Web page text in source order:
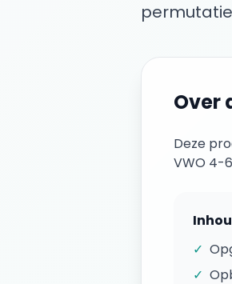
Over
Deze
VWO 4-6
✓
✓